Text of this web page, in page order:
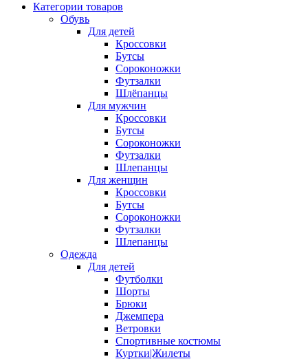
Категории товаров
Обувь
Для детей
Кроссовки
Бутсы
Сороконожки
Футзалки
Шлёпанцы
Для мужчин
Кроссовки
Бутсы
Сороконожки
Футзалки
Шлепанцы
Для женщин
Кроссовки
Бутсы
Сороконожки
Футзалки
Шлепанцы
Одежда
Для детей
Футболки
Шорты
Брюки
Джемпера
Ветровки
Спортивные костюмы
Куртки|Жилеты